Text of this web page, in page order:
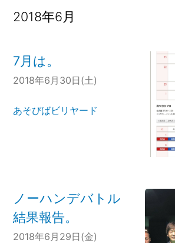
あそびば真野店
あそびば大和高田店
おたからや洛西店
2018年6月
7月は。
2018年6月30日(土)
あそびばビリヤード
ノーハンデバトル
結果報告。
2018年6月29日(金)